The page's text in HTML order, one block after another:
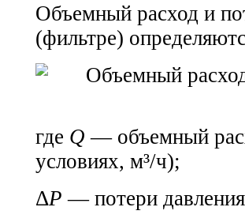
Объемный расход и
(фильтре)
где Q — объемный
условиях, м³/ч);
ΔP — потери